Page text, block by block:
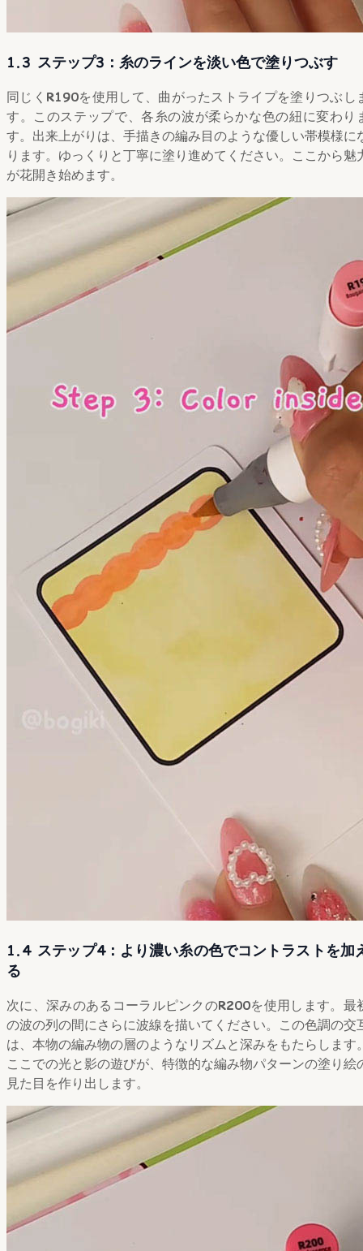
1.3 ステップ3：糸のラインを淡い色で塗りつぶす
同じく R190を使用して、曲がったストライプを塗りつぶし
す。このステップで、各糸の波が柔らかな色の紐に変わり
す。出来上がりは、手描きの編み目のような優しい帯模様に
ります。ゆっくりと丁寧に塗り進めてください。ここから魅
が花開き始めます。
1.4 ステップ4：より濃い糸の色でコントラストを加
る
次に、深みのあるコーラルピンクのR200を使用します。最
の波の列の間にさらに波線を描いてください。この色調の交
は、本物の編み物の層のようなリズムと深みをもたらします
ここでの光と影の遊びが、特徴的な編み物パターンの塗り絵
見た目を作り出します。